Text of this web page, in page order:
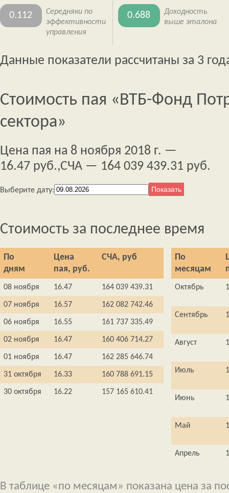
0.112
Середняки по
эффективности
управления
0.688
Доходность
выше эталона
Данные показатели рассчитаны за 3
Стоимость пая «ВТБ-Фонд
сектора»
Цена пая на 8 ноября 2018 г. —
16.47 руб.,СЧА — 164 039 439.31 руб.
Выберите дату:
Стоимость за последнее время
По
дням
Цена
пая, руб.
СЧА, руб
08 ноября 16.47 164 039 439.31
07 ноября 16.57 162 082 742.46
06 ноября 16.55 161 737 335.49
02 ноября 16.47 160 406 714.27
01 ноября 16.47 162 285 646.74
31 октября 16.33 160 788 691.15
30 октября 16.22 157 165 610.41
По
месяцам
Октябрь
Сентябрь
Август
Июль
Июнь
Май
Апрель
В таблице «по месяцам» показана цена за